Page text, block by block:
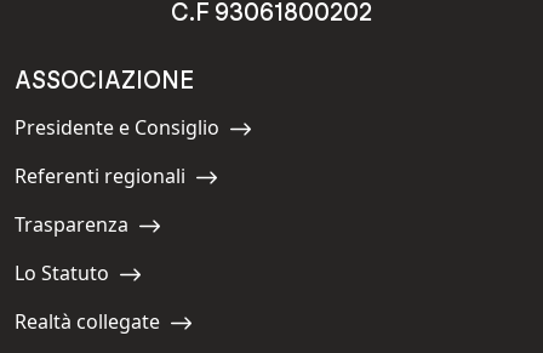
C.F 93061800202
ASSOCIAZIONE
Navigate to:
Presidente e Consiglio
Navigate to:
Referenti regionali
Navigate to:
Trasparenza
Navigate to:
Lo Statuto
Navigate to:
Realtà collegate